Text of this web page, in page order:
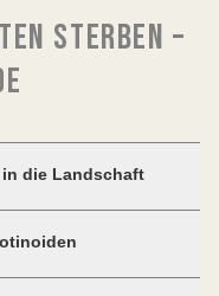
STERBEN –
die Landschaft
sind einer